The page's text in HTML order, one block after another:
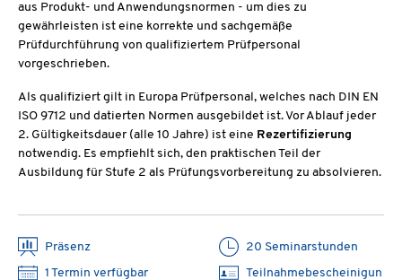
aus Produkt- und Anwendungsnormen - um dies zu
gewährleisten ist eine korrekte und sachgemäße
Prüfdurchführung von qualifiziertem Prüfpersonal
vorgeschrieben.
Als qualifiziert gilt in Europa Prüfpersonal, welches nach DIN EN
ISO 9712 und datierten Normen ausgebildet ist. Vor Ablauf jeder
2. Gültigkeitsdauer (alle 10 Jahre) ist eine Rezertifizierung
notwendig. Es empfiehlt sich, den praktischen Teil der
Ausbildung für Stufe 2 als Prüfungsvorbereitung zu absolvieren.
Präsenz
20 Seminarstunden
1 Termin verfügbar
Teilnahmebescheinigun